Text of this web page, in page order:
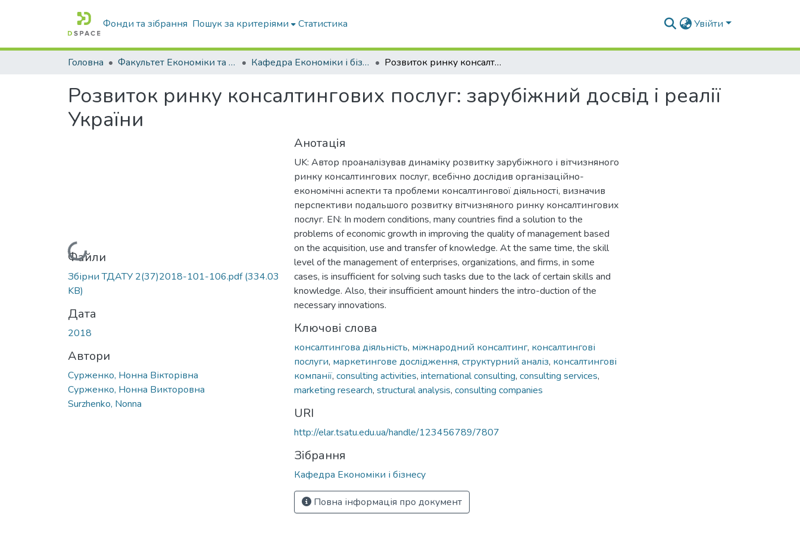
Фонди та зібрання Пошук за критеріями Статистика Увійти
Головна Факультет Економіки та бізнесу Кафедра Економіки і бізнесу Розвиток ринку консалтингових послуг: зарубіжний досвід і реалії України
Розвиток ринку консалтингових послуг: зарубіжний досвід і реалії
України
Вантажиться...
Файли
Збірни ТДАТУ 2(37)2018-101-106.pdf(334.03
KB)
Дата
2018
Автори
Сурженко, Нонна Вікторівна
Сурженко, Нонна Викторовна
Surzhenko, Nonna
Анотація
UK: Автор проаналізував динаміку розвитку зарубіжного і вітчизняного
ринку консалтингових послуг, всебічно дослідив організаційно-
економічні аспекти та проблеми консалтингової діяльності, визначив
перспективи подальшого розвитку вітчизняного ринку консалтингових
послуг. EN: In modern conditions, many countries find a solution to the
problems of economic growth in improving the quality of management based
on the acquisition, use and transfer of knowledge. At the same time, the skill
level of the management of enterprises, organizations, and firms, in some
cases, is insufficient for solving such tasks due to the lack of certain skills and
knowledge. Also, their insufficient amount hinders the intro-duction of the
necessary innovations.
Ключові слова
консалтингова діяльність, міжнародний консалтинг, консалтингові
послуги, маркетингове дослідження, структурний аналіз, консалтингові
компанії, consulting activities, international consulting, consulting services,
marketing research, structural analysis, consulting companies
URI
http://elar.tsatu.edu.ua/handle/123456789/7807
Зібрання
Кафедра Економіки і бізнесу
Повна інформація про документ